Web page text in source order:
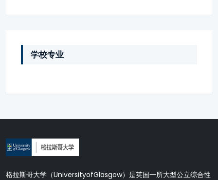
学校专业
格拉斯哥大学（UniversityofGlasgow）是英国一所大型公立综合性